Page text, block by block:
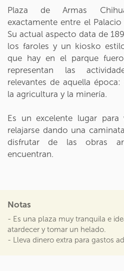
Plaza de Armas
exactamente entre el
Su actual aspecto data de
los faroles y un kiosko
que hay en el parque
representan las
relevantes de aquella
la agricultura y la minería.
Es un excelente lugar
relajarse dando una
disfrutar de las obras
encuentran.
Notas
- Es una plaza muy tranquila e
atardecer y tomar un helado.
- Lleva dinero extra para gastos